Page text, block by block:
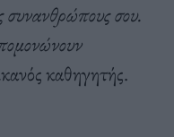
συνανθρώπους σου.
καθηγητής.